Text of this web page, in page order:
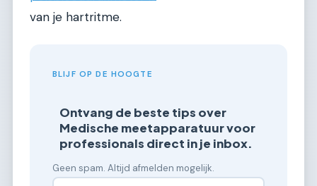
van je hartritme.
BLIJF OP DE HOOGTE
Ontvang de beste tips over
Medische meetapparatuur voor
professionals direct in je inbox.
Geen spam. Altijd afmelden mogelijk.